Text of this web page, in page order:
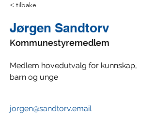
< tilbake
Jørgen Sandtorv
Kommunestyremedlem
Medlem hovedutvalg for kunnskap,
barn og unge
jorgen@sandtorv.email